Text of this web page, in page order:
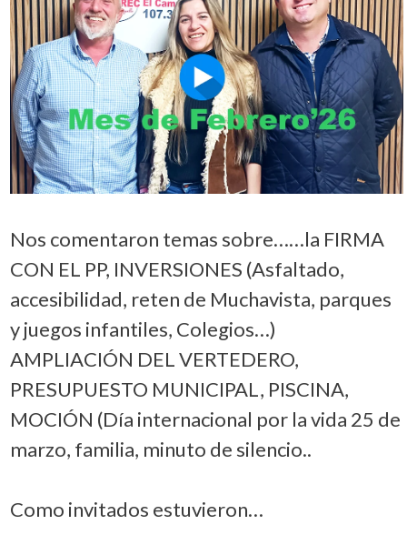
Nos comentaron temas sobre……la FIRMA
CON EL PP, INVERSIONES (Asfaltado,
accesibilidad, reten de Muchavista, parques
y juegos infantiles, Colegios…)
AMPLIACIÓN DEL VERTEDERO,
PRESUPUESTO MUNICIPAL, PISCINA,
MOCIÓN (Día internacional por la vida 25 de
marzo, familia, minuto de silencio..
Como invitados estuvieron…